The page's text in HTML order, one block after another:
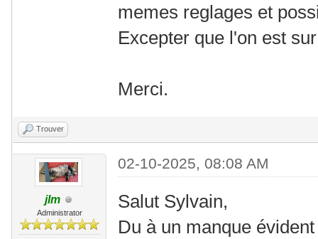
memes reglages et
Excepter que l'on est
Merci.
Trouver
jlm
Administrator
02-10-2025, 08:08 AM
Salut Sylvain,
Du à un manque